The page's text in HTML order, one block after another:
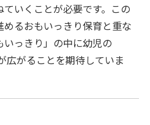
いくことが必要です。この
るおもいっきり保育と重な
っきり」の中に幼児の
広がることを期待していま